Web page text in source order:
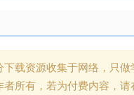
载资源收集于网络，只做
者所有，若为付费内容，请